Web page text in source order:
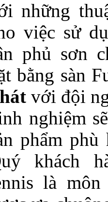
những
việc sử
phủ sơn
bằng sàn
với đội
nghiệm
phẩm
khách
là